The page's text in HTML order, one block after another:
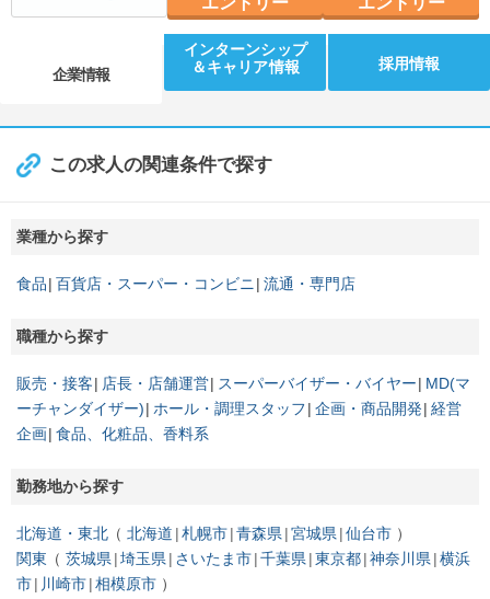
【開催地／開催日時】 愛知県：随時
【関西】1dayビジネスゲームで学ぶ“ロピアの食品製造小売”
【開催地／開催日時】 大阪府：随時
【開催地／開催日時】 広島県：随時
【九州】1dayビジネスゲームで学ぶ“ロピアの食品製造小売”
【開催地／開催日時】 福岡県：随時
【開催地／開催日時】 大阪府：随時
【開催地／開催日時】 オンライン：随時
企業情報
インターンシップ
＆キャリア情報
採用情報
この求人の関連条件で探す
業種から探す
食品 百貨店・スーパー・コンビニ 流通・専門店
職種から探す
販売・接客 店長・店舗運営 スーパーバイザー・バイヤー
MD(マ
ーチャンダイザー) ホール・調理スタッフ 企画・商品開発 経営
企画 食品、化粧品、香料系
勤務地から探す
北海道・東北 北海道 札幌市 青森県 宮城県 仙台市
関東
茨城県 埼玉県 さいたま市 千葉県 東京都 神奈川県 横浜
市
川崎市 相模原市